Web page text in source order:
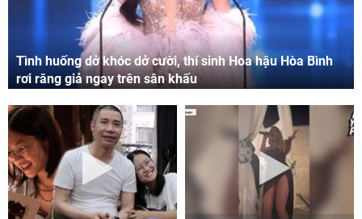
Tình huống dở khóc dở cười, thí sinh Hoa hậu Hòa Bình
rơi răng giả ngay trên sân khấu